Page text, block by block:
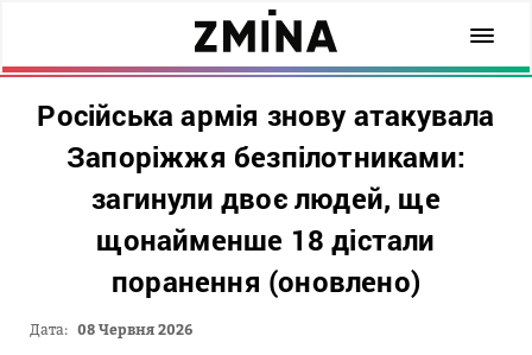
Російська армія знову атакувала
Запоріжжя безпілотниками:
загинули двоє людей, ще
щонайменше 18 дістали
поранення (оновлено)
Дата: 08 Червня 2026